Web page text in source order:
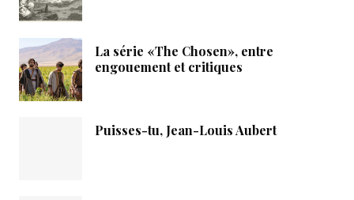
La série «The Chosen», entre
engouement et critiques
Puisses-tu, Jean-Louis Aubert